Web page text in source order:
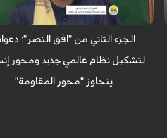
الجزء الثاني من "افق النصر":
لتشكيل نظام عالمي جديد ومحور
يتجاوز "محور المقاومة"